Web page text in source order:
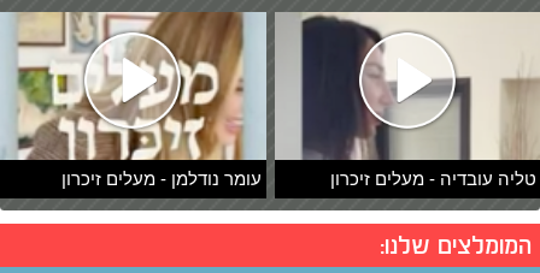
טליה עובדיה - מעלים זיכרון עומר נודלמן - מעלים זיכרון
המומלצים שלנו: